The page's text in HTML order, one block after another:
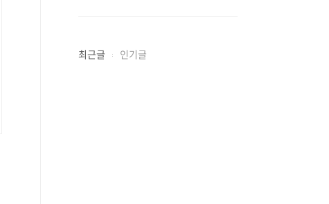
최근글 인기글